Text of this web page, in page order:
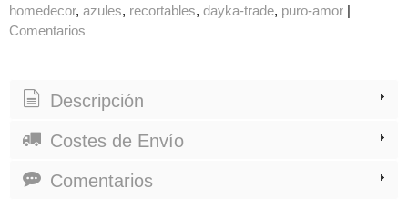
homedecor azules recortables dayka-trade puro-amor |
Comentarios
Descripción
Costes de Envío
Comentarios